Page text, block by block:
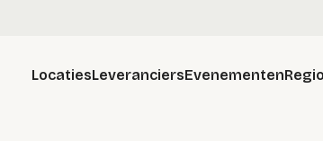
LocatiesLeveranciersEvenementen